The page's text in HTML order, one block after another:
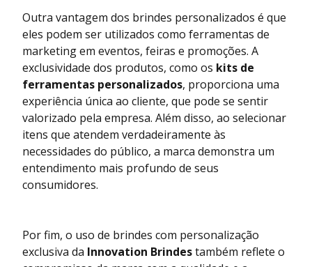
Outra vantagem dos brindes personalizados é que
eles podem ser utilizados como ferramentas de
marketing em eventos, feiras e promoções. A
exclusividade dos produtos, como os kits de
ferramentas personalizados, proporciona uma
experiência única ao cliente, que pode se sentir
valorizado pela empresa. Além disso, ao selecionar
itens que atendem verdadeiramente às
necessidades do público, a marca demonstra um
entendimento mais profundo de seus
consumidores.
Por fim, o uso de brindes com personalização
exclusiva da Innovation Brindestambém reflete o